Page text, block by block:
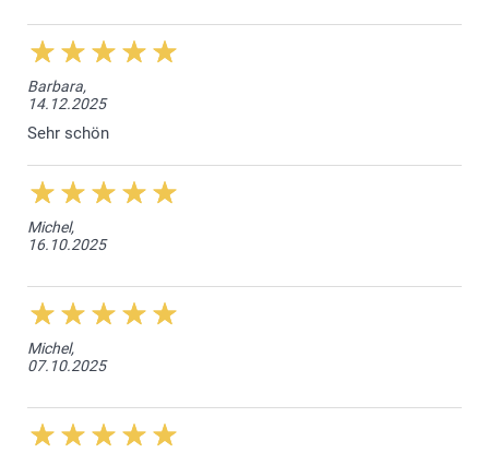
Barbara,
14.12.2025
Sehr schön
Michel,
16.10.2025
Michel,
07.10.2025